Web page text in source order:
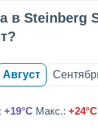
в Steinberg
?
Август
+19°C Макс.: +24°C